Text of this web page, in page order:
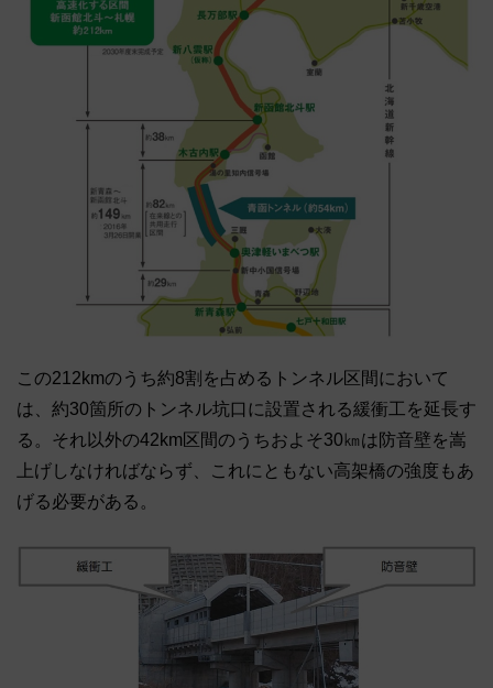
この212kmのうち約8割を占めるトンネル区間において
は、約30箇所のトンネル坑口に設置される緩衝工を延長す
る。それ以外の42km区間のうちおよそ30㎞は防音壁を嵩
上げしなければならず、これにともない高架橋の強度もあ
げる必要がある。